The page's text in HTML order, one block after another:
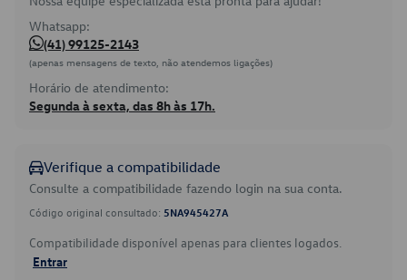
Whatsapp:
(41) 99125-2143
(apenas mensagens de texto, não atendemos ligações)
Horário de atendimento:
Segunda à sexta, das 8h às 17h.
Verifique a compatibilidade
Consulte a compatibilidade fazendo login na sua conta.
Código original consultado: 5NA945427A
Compatibilidade disponível apenas para clientes logados.
Entrar